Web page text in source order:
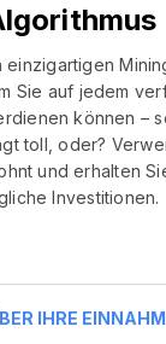
einzigartigen
Sie auf jedem
können –
toll, oder?
und erhalten
Investitionen.
IHRE